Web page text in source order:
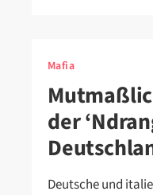
Mafia
der
Deutsche und